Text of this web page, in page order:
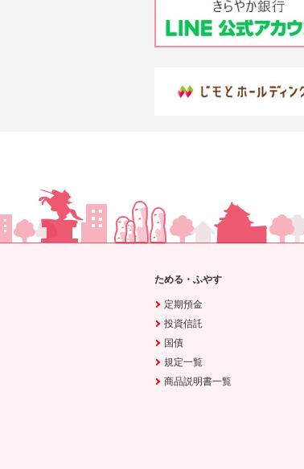
ためる・ふやす
定期預金
投資信託
国債
規定一覧
商品説明書一覧